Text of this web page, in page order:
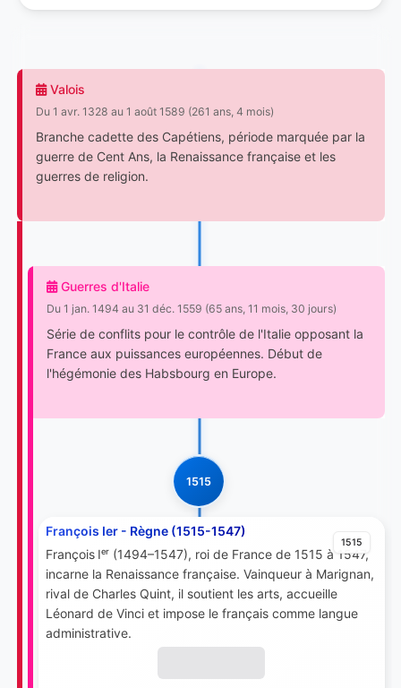
Valois
Du 1 avr. 1328 au 1 août 1589 (261 ans, 4 mois)
Branche cadette des Capétiens, période marquée par la
guerre de Cent Ans, la Renaissance française et les
guerres de religion.
Guerres d'Italie
Du 1 jan. 1494 au 31 déc. 1559 (65 ans, 11 mois, 30 jours)
Série de conflits pour le contrôle de l'Italie opposant la
France aux puissances européennes. Début de
l'hégémonie des Habsbourg en Europe.
1515
1515
François Ier - Règne (1515-1547)
François Iᵉʳ (1494–1547), roi de France de 1515 à 1547,
incarne la Renaissance française. Vainqueur à Marignan,
rival de Charles Quint, il soutient les arts, accueille
Léonard de Vinci et impose le français comme langue
administrative.